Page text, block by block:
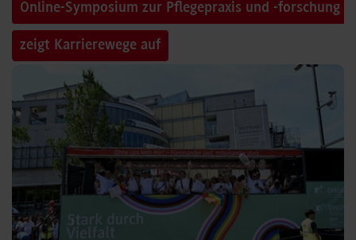
Online-Symposium zur Pflegepraxis und -forschung
zeigt Karrierewege auf